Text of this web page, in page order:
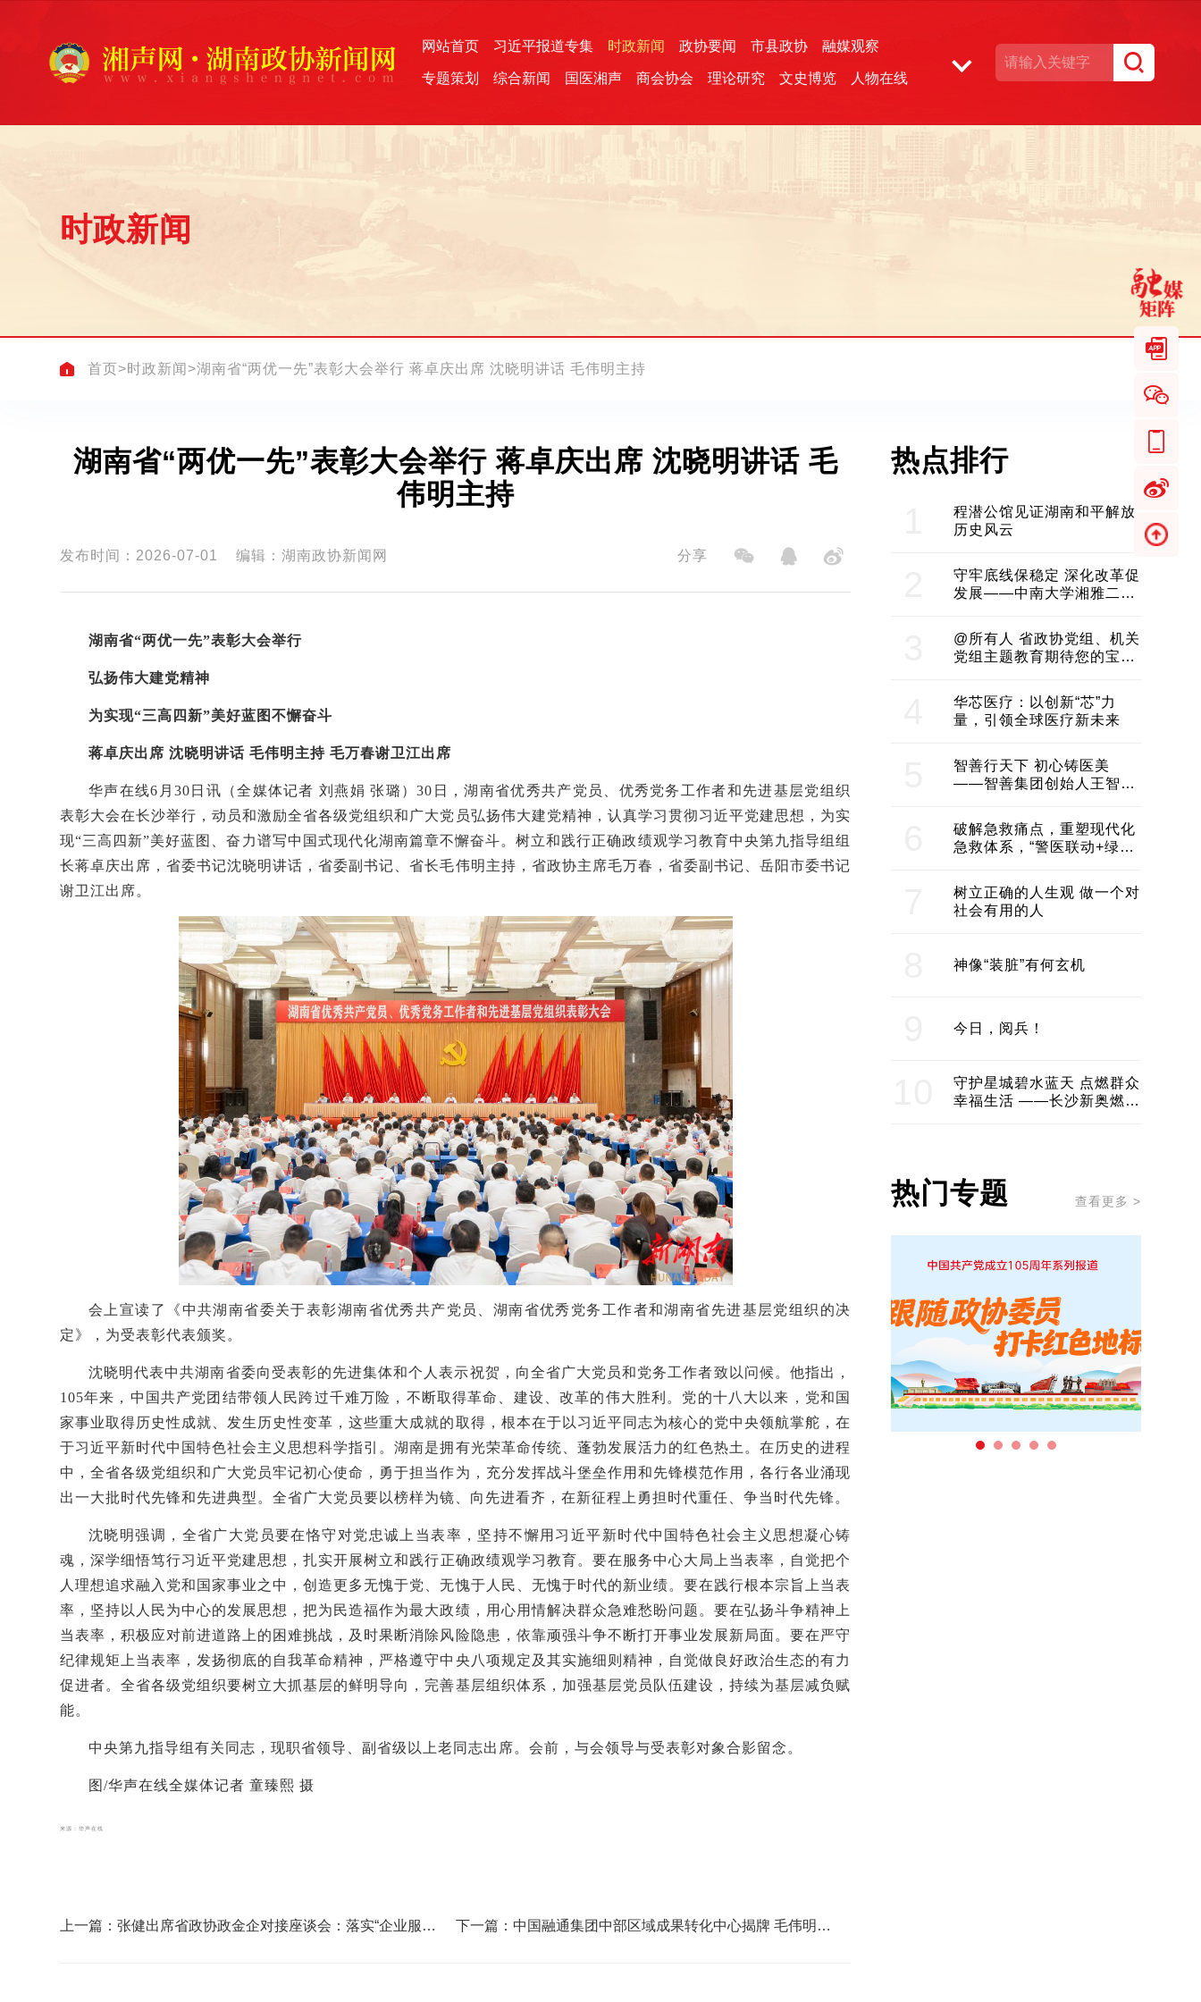
网站首页 习近平报道专集 时政新闻 政协要闻 市县政协 融媒观察
专题策划 综合新闻 国医湘声 商会协会 理论研究 文史博览 人物在线
时政新闻
首页>时政新闻 >湖南省“两优一先”表彰大会举行 蒋卓庆出席 沈晓明讲话 毛伟明主持
湖南省“两优一先”表彰大会举行 蒋卓庆出席 沈晓明讲话 毛
伟明主持
发布时间：2026-07-01 编辑：湖南政协新闻网 分享
湖南省“两优一先”表彰大会举行
弘扬伟大建党精神
为实现“三高四新”美好蓝图不懈奋斗
蒋卓庆出席 沈晓明讲话 毛伟明主持 毛万春谢卫江出席
华声在线6月30日讯（全媒体记者 刘燕娟 张璐）30日，湖南省优秀共产党员、优秀党务工作者和先进基层党组织
表彰大会在长沙举行，动员和激励全省各级党组织和广大党员弘扬伟大建党精神， 认真学习贯彻习近平党建思想， 为实
现“三高四新”美好蓝图、奋力谱写中国式现代化湖南篇章不懈奋斗。树立和践行正确政绩观学习教育中央第九指导组组
长蒋卓庆出席，省委书记沈晓明讲话，省委副书记、省长毛伟明主持，省政协主席毛万春，省委副书记、岳阳市委书记
谢卫江出席。
会上宣读了《中共湖南省委关于表彰湖南省优秀共产党员、湖南省优秀党务工作者和湖南省先进基层党组织的决
定》，为受表彰代表颁奖。
沈晓明代表中共湖南省委向受表彰的先进集体和个人表示祝贺，向全省广大党员和党务工作者致以问候。他指出，
105年来，中国共产党团结带领人民跨过千难万险，不断取得革命、建设、改革的伟大胜利。党的十八大以来，党和国
家事业取得历史性成就、发生历史性变革，这些重大成就的取得，根本在于以习近平同志为核心的党中央领航掌舵，在
于习近平新时代中国特色社会主义思想科学指引。湖南是拥有光荣革命传统、蓬勃发展活力的红色热土。在历史的进程
中，全省各级党组织和广大党员牢记初心使命，勇于担当作为，充分发挥战斗堡垒作用和先锋模范作用，各行各业涌现
出一大批时代先锋和先进典型。全省广大党员要以榜样为镜、向先进看齐，在新征程上勇担时代重任、争当时代先锋。
沈晓明强调，全省广大党员要在恪守对党忠诚上当表率，坚持不懈用习近平新时代中国特色社会主义思想凝心铸
魂，深学细悟笃行习近平党建思想，扎实开展树立和践行正确政绩观学习教育。要在服务中心大局上当表率，自觉把个
人理想追求融入党和国家事业之中，创造更多无愧于党、无愧于人民、无愧于时代的新业绩。要在践行根本宗旨上当表
率，坚持以人民为中心的发展思想，把为民造福作为最大政绩，用心用情解决群众急难愁盼问题。要在弘扬斗争精神上
当表率，积极应对前进道路上的困难挑战，及时果断消除风险隐患，依靠顽强斗争不断打开事业发展新局面。要在严守
纪律规矩上当表率，发扬彻底的自我革命精神，严格遵守中央八项规定及其实施细则精神，自觉做良好政治生态的有力
促进者。全省各级党组织要树立大抓基层的鲜明导向，完善基层组织体系，加强基层党员队伍建设，持续为基层减负赋
能。
中央第九指导组有关同志，现职省领导、副省级以上老同志出席。会前，与会领导与受表彰对象合影留念。
图/华声在线全媒体记者 童臻熙 摄
来源：华声在线
上一篇：张健出席省政协政金企对接座谈会：落实“企业服务
下一篇：中国融通集团中部区域成果转化中心揭牌 毛伟明李
热点排行
程潜公馆见证湖南和平解放
历史风云
守牢底线保稳定 深化改革促
发展——中南大学湘雅二医
@所有人 省政协党组、机关
党组主题教育期待您的宝贵
华芯医疗：以创新“芯”力
量，引领全球医疗新未来
智善行天下 初心铸医美
——智善集团创始人王智带
建医美产业良性生态圈
破解急救痛点，重塑现代化
急救体系，“警医联动+绿波
树立正确的人生观 做一个对
社会有用的人
神像“装脏”有何玄机
今日，阅兵！
守护星城碧水蓝天 点燃群众
幸福生活 ——长沙新奥燃气
热门专题 查看更多 >